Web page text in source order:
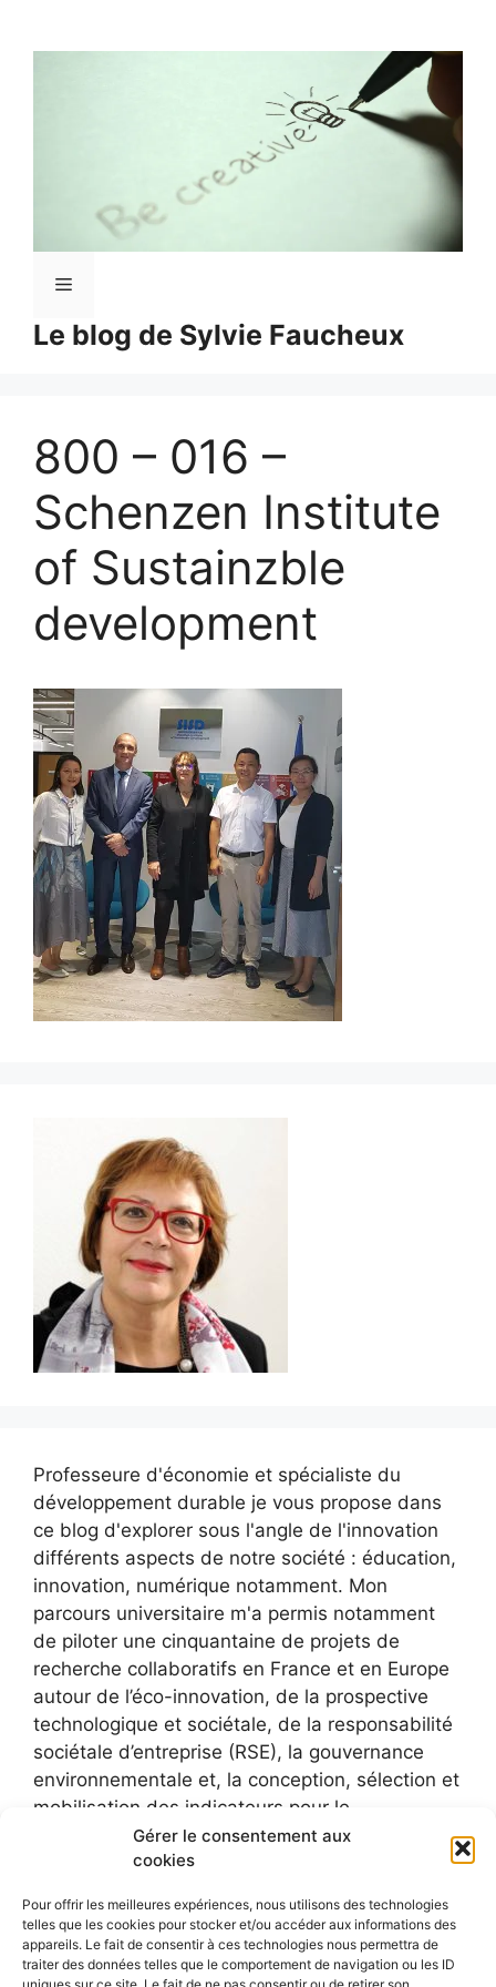
Gérer le consentement aux
cookies
Pour offrir les meilleures expériences, nous utilisons des technologies
telles que les cookies pour stocker et/ou accéder aux informations des
appareils. Le fait de consentir à ces technologies nous permettra de
traiter des données telles que le comportement de navigation ou les ID
Le blog de Sylvie Faucheux
Menu
800 – 016 –
Schenzen Institute
of Sustainzble
development
Professeure d'économie et spécialiste du
développement durable je vous propose dans
ce blog d'explorer sous l'angle de l'innovation
différents aspects de notre société : éducation,
innovation, numérique notamment. Mon
parcours universitaire m'a permis notamment
de piloter une cinquantaine de projets de
recherche collaboratifs en France et en Europe
autour de l’éco-innovation, de la prospective
technologique et sociétale, de la responsabilité
sociétale d’entreprise (RSE), la gouvernance
environnementale et, la conception, sélection et
mobilisation des indicateurs pour le
développement durable.